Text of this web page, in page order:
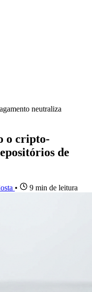
neutraliza
o cripto-
de
• 9 min de leitura